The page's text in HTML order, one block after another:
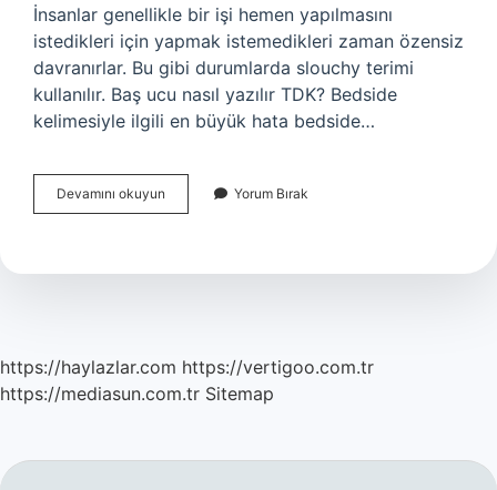
İnsanlar genellikle bir işi hemen yapılmasını
istedikleri için yapmak istemedikleri zaman özensiz
davranırlar. Bu gibi durumlarda slouchy terimi
kullanılır. Baş ucu nasıl yazılır TDK? Bedside
kelimesiyle ilgili en büyük hata bedside…
Devamını okuyun
Başa
Yorum Bırak
https://haylazlar.com https://vertigoo.com.tr
https://mediasun.com.tr Sitemap